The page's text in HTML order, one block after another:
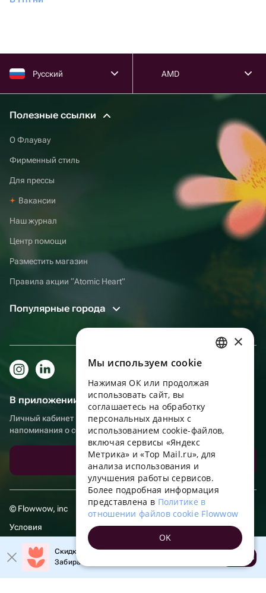
Русский AMD
Полезные ссылки
О Флаувау
Фирменный стиль
Для прессы
Вакансии
Наш журнал
Центр помощи
Разместить магазин
Правила акции “Atomic Heart”
Популярные города
В приложении еще удобнее!
Личный кабинет получателя, больше бонусов за покупки и
напоминания о событиях
Скачать приложение
© Flowwow, inc
Условия
Обработка персональных данных
Скидка 20% на первый заказ!
Забирайте промокод в приложении!
Открыть
ENGLISH
UKRAINIAN
PORTUGUESE
FRENCH
TURKISH
POLISH
×
Мы используем сookie
Нажимая ОК или продолжая
использовать сайт, вы
соглашаетесь на обработку
персональных данных с
использованием cookie-файлов,
включая сервисы «Яндекс
Метрика» и «Top Mail.ru», для
анализа использования и
улучшения работы сервисов.
Более подробная информация
представлена в Политике в
отношении файлов cookie Flowwow
OK